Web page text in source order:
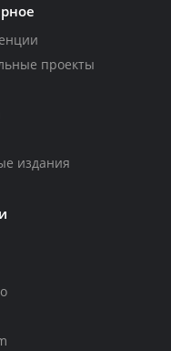
проекты
издания